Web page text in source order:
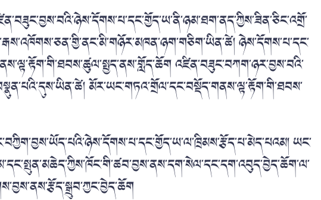
ཉེས་དོགས་པ་དང་
འཛིན་བཟུང་བཀག་ཉར་བྱས་བའི་
མོར་ཡང་གཏའ་གྲོལ་དང་བསྡོད་གནས་ལྟ་རྟོག་གི་ཐབས་
ཡང་